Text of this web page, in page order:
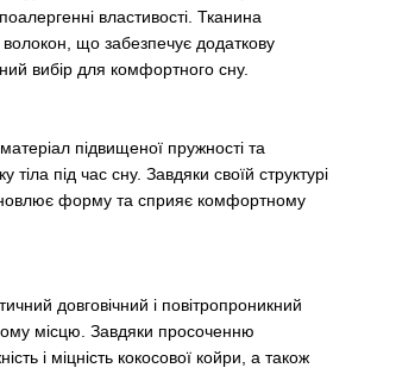
властивості. Тканина
що забезпечує додаткову
вибір для комфортного сну.
підвищеної пружності та
під час сну. Завдяки своїй структурі
форму та сприяє комфортному
довговічний і повітропроникний
місцю. Завдяки просоченню
і міцність кокосової койри, а також